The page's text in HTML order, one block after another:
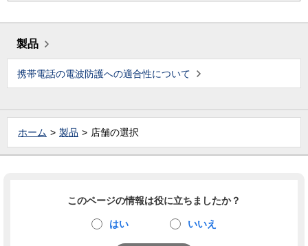
製品
携帯電話の電波防護への適合性について
ホーム 製品 店舗の選択
このページの情報は役に立ちましたか？
はい いいえ